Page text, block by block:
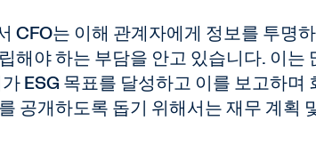
CFO는 이해 관계자에게 정보를 투명
해야 하는 부담을 안고 있습니다. 이는
ESG 목표를 달성하고 이를 보고하
공개하도록 돕기 위해서는 재무 계획